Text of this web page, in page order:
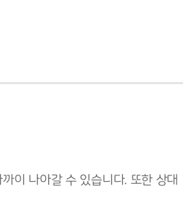
이 나아갈 수 있습니다. 또한 상대